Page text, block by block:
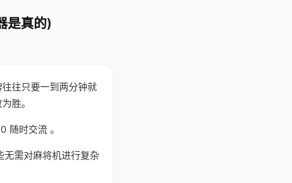
是真的)
往只要一到两分钟就
胜。
随时交流 。
无需对麻将机进行复杂